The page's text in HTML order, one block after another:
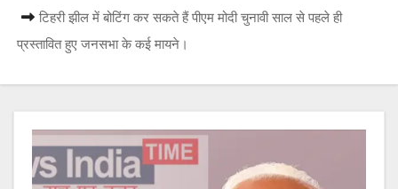
टिहरी झील में बोटिंग कर सकते हैं पीएम मोदी चुनावी साल से पहले ही
प्रस्तावित हुए जनसभा के कई मायने।